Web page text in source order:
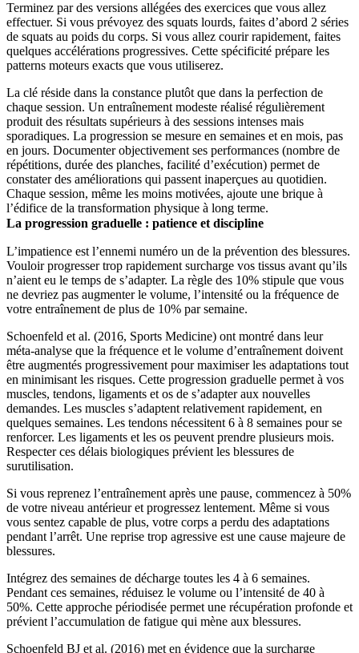
Terminez par des versions allégées des exercices que vous allez
effectuer. Si vous prévoyez des squats lourds, faites d’abord 2 séries
de squats au poids du corps. Si vous allez courir rapidement, faites
quelques accélérations progressives. Cette spécificité prépare les
patterns moteurs exacts que vous utiliserez.
La clé réside dans la constance plutôt que dans la perfection de
chaque session. Un entraînement modeste réalisé régulièrement
produit des résultats supérieurs à des sessions intenses mais
sporadiques. La progression se mesure en semaines et en mois, pas
en jours. Documenter objectivement ses performances (nombre de
répétitions, durée des planches, facilité d’exécution) permet de
constater des améliorations qui passent inaperçues au quotidien.
Chaque session, même les moins motivées, ajoute une brique à
l’édifice de la transformation physique à long terme.
La progression graduelle : patience et discipline
L’impatience est l’ennemi numéro un de la prévention des blessures.
Vouloir progresser trop rapidement surcharge vos tissus avant qu’ils
n’aient eu le temps de s’adapter. La règle des 10% stipule que vous
ne devriez pas augmenter le volume, l’intensité ou la fréquence de
votre entraînement de plus de 10% par semaine.
Schoenfeld et al. (2016, Sports Medicine) ont montré dans leur
méta-analyse que la fréquence et le volume d’entraînement doivent
être augmentés progressivement pour maximiser les adaptations tout
en minimisant les risques. Cette progression graduelle permet à vos
muscles, tendons, ligaments et os de s’adapter aux nouvelles
demandes. Les muscles s’adaptent relativement rapidement, en
quelques semaines. Les tendons nécessitent 6 à 8 semaines pour se
renforcer. Les ligaments et les os peuvent prendre plusieurs mois.
Respecter ces délais biologiques prévient les blessures de
surutilisation.
Si vous reprenez l’entraînement après une pause, commencez à 50%
de votre niveau antérieur et progressez lentement. Même si vous
vous sentez capable de plus, votre corps a perdu des adaptations
pendant l’arrêt. Une reprise trop agressive est une cause majeure de
blessures.
Intégrez des semaines de décharge toutes les 4 à 6 semaines.
Pendant ces semaines, réduisez le volume ou l’intensité de 40 à
50%. Cette approche périodisée permet une récupération profonde et
prévient l’accumulation de fatigue qui mène aux blessures.
Schoenfeld BJ et al. (2016) met en évidence que la surcharge